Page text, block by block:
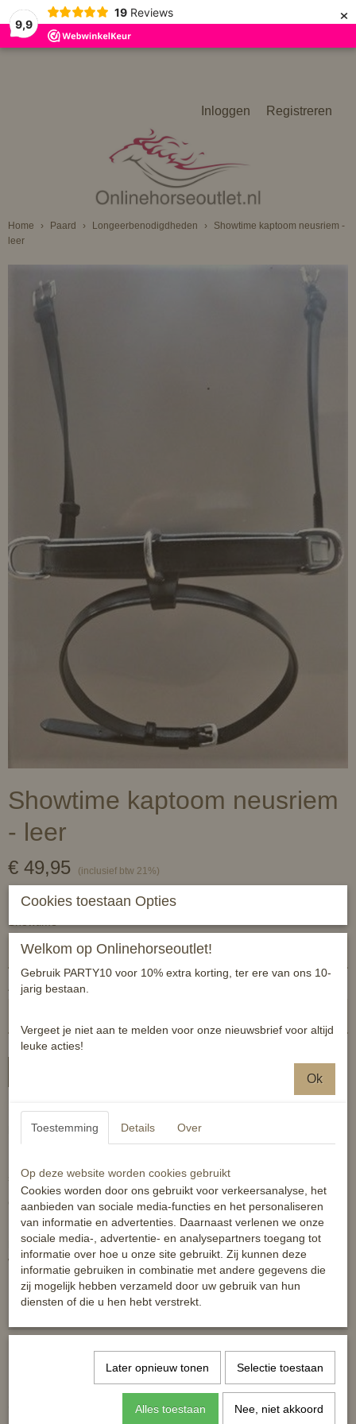
9,9
19 Reviews ×
Inloggen Registreren
Home › Paard › Longeerbenodigdheden ›
Showtime kaptoom neusriem -
leer
Showtime kaptoom neusriem
- leer
€ 49,95 (inclusief btw 21%)
Op voorraad - Levertijd 1 a 2 werkdagen
Showtime
Aantal
Luxe verwisselbare neusriem om uw hoofdstel te gebruiken als
kaptoom.
sperriem.
Onder de kaak zit een enkele gesp om de nesriem vast te maken.
De kaptoomneusriem heeft aan beide kanten een gesp om aan
bijvoorbeeld het bakstum te bevestigen, maar kan ook gebruikt
worden met een losse kopstukriem.
Reacties
Cookies toestaan Opties
Welkom op Onlinehorseoutlet!
Gebruik PARTY10 voor 10% extra korting, ter ere van ons 10-
jarig bestaan.
Vergeet je niet aan te melden voor onze nieuwsbrief voor altijd
leuke acties!
Ok
Toestemming Details Over
Op deze website worden cookies gebruikt
Cookies worden door ons gebruikt voor verkeersanalyse, het
aanbieden van sociale media-functies en het personaliseren
van informatie en advertenties. Daarnaast verlenen we onze
sociale media-, advertentie- en analysepartners toegang tot
informatie over hoe u onze site gebruikt. Zij kunnen deze
informatie gebruiken in combinatie met andere gegevens die
zij mogelijk hebben verzameld door uw gebruik van hun
diensten of die u hen hebt verstrekt.
Later opnieuw tonen Selectie toestaan
Alles toestaan Nee, niet akkoord